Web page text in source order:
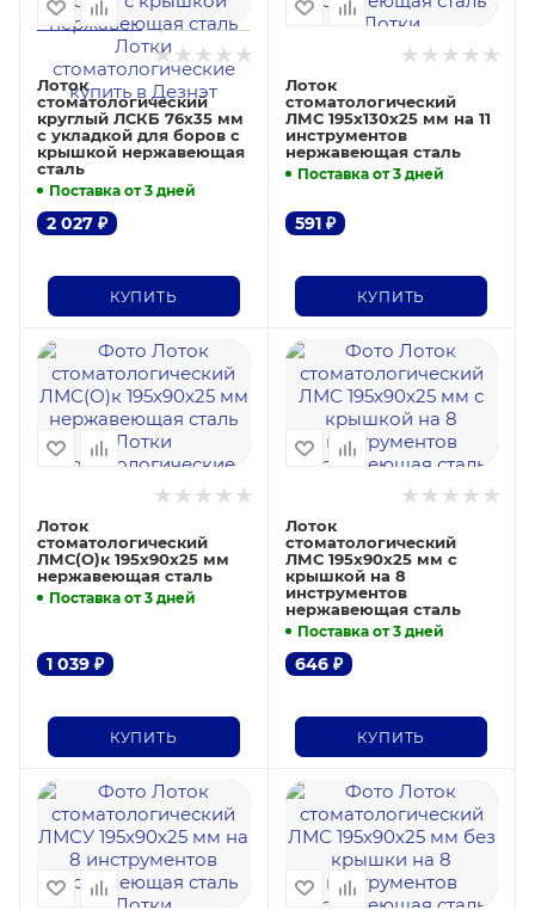
Лоток
стоматологический
круглый ЛСКБ 76х35 мм
с укладкой для боров с
крышкой нержавеющая
сталь
Поставка от 3 дней
2 027 ₽
КУПИТЬ
Лоток
стоматологический
ЛМС 195х130х25 мм на 11
инструментов
нержавеющая сталь
Поставка от 3 дней
591₽
КУПИТЬ
Лоток
стоматологический
ЛМС(О)к 195х90х25 мм
нержавеющая сталь
Поставка от 3 дней
1 039 ₽
КУПИТЬ
Лоток
стоматологический
ЛМС 195х90х25 мм с
крышкой на 8
инструментов
нержавеющая сталь
Поставка от 3 дней
646₽
КУПИТЬ